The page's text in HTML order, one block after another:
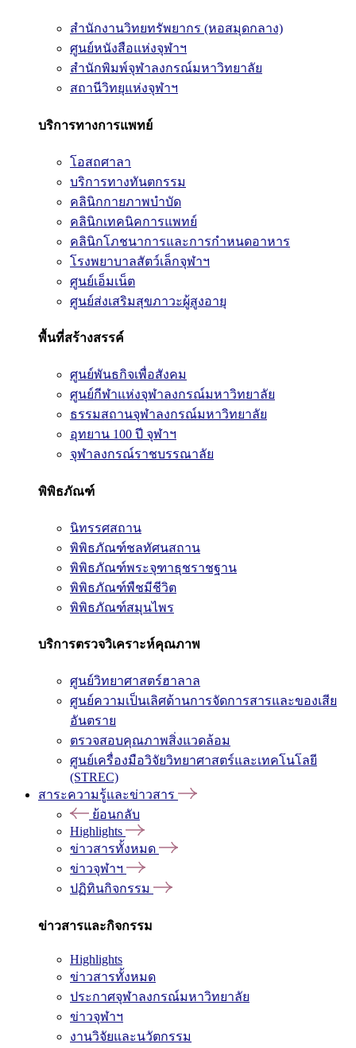
สำนักงานวิทยทรัพยากร (หอสมุดกลาง)
ศูนย์หนังสือแห่งจุฬาฯ
สำนักพิมพ์จุฬาลงกรณ์มหาวิทยาลัย
สถานีวิทยุแห่งจุฬาฯ
บริการทางการแพทย์
โอสถศาลา
บริการทางทันตกรรม
คลินิกกายภาพบำบัด
คลินิกเทคนิคการแพทย์
คลินิกโภชนาการและการกำหนดอาหาร
โรงพยาบาลสัตว์เล็กจุฬาฯ
ศูนย์เอ็มเน็ต
ศูนย์ส่งเสริมสุขภาวะผู้สูงอายุ
พื้นที่สร้างสรรค์
ศูนย์พันธกิจเพื่อสังคม
ศูนย์กีฬาแห่งจุฬาลงกรณ์มหาวิทยาลัย
ธรรมสถานจุฬาลงกรณ์มหาวิทยาลัย
อุทยาน 100 ปี จุฬาฯ
จุฬาลงกรณ์ราชบรรณาลัย
พิพิธภัณฑ์
นิทรรศสถาน
พิพิธภัณฑ์ชลทัศนสถาน
พิพิธภัณฑ์พระจุฑาธุชราชฐาน
พิพิธภัณฑ์พืชมีชีวิต
พิพิธภัณฑ์สมุนไพร
บริการตรวจวิเคราะห์คุณภาพ
ศูนย์วิทยาศาสตร์ฮาลาล
ศูนย์ความเป็นเลิศด้านการจัดการสารและของเสีย
อันตราย
ตรวจสอบคุณภาพสิ่งแวดล้อม
ศูนย์เครื่องมือวิจัยวิทยาศาสตร์และเทคโนโลยี
(STREC)
สาระความรู้และข่าวสาร
ย้อนกลับ
Highlights
ข่าวสารทั้งหมด
ข่าวจุฬาฯ
ปฏิทินกิจกรรม
ข่าวสารและกิจกรรม
Highlights
ข่าวสารทั้งหมด
ประกาศจุฬาลงกรณ์มหาวิทยาลัย
ข่าวจุฬาฯ
งานวิจัยและนวัตกรรม